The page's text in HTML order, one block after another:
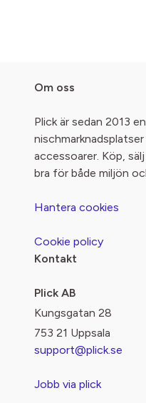
Om oss
Plick är sedan 2013
accessoarer. Köp,
bra för både miljön
Hantera cookies
Cookie policy
Kontakt
Plick AB
Kungsgatan 28
753 21 Uppsala
support@plick.se
Jobb via plick